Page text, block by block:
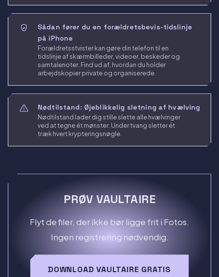
Sådan fører du en forældretsbevis-tidslinje
på iPhone
Forældretsstvister kan gøre din telefon til en
tidslinje af skærmbilleder, videoer, beskeder og
samtalenoter. Find ud af, hvordan du holder
arbejdskopier private og organiserede.
Nødtilstand: Øjeblikkelig sletning af hvælving
Nødtilstand lader dig stille slette alle hvælvinger
ved at tegne ét mønster. Under tvang sletter ét
træk hvert krypteringsnøgle.
PRØV VAULTAIRE
Flyt de filer, der ikke bør ligge frit i Fotos.
Ingen registrering nødvendig.
DOWNLOAD VAULTAIRE GRATIS